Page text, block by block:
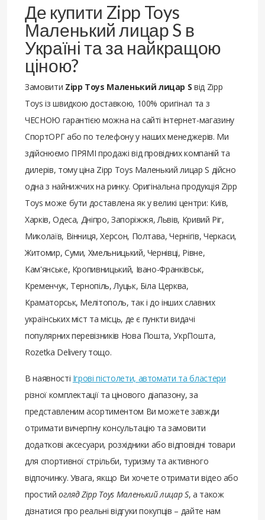
Де купити Zipp Toys
Маленький лицар S в
Україні та за найкращою
ціною?
Замовити Zipp Toys Маленький лицар S від Zipp
Toys із швидкою доставкою, 100% оригінал та з
ЧЕСНОЮ гарантією можна на сайті інтернет-магазину
СпортОРГ або по телефону у наших менеджерів. Ми
здійснюємо ПРЯМІ продажі від провідних компаній та
дилерів, тому ціна Zipp Toys Маленький лицар S дійсно
одна з найнижчих на ринку. Оригінальна продукція Zipp
Toys може бути доставлена ​​як у великі центри: Київ,
Харків, Одеса, Дніпро, Запоріжжя, Львів, Кривий Ріг,
Миколаїв, Вінниця, Херсон, Полтава, Чернігів, Черкаси,
Житомир, Суми, Хмельницький, Чернівці, Рівне,
Кам'янське, Кропивницький, Івано-Франківськ,
Кременчук, Тернопіль, Луцьк, Біла Церква,
Краматорськ, Мелітополь, так і до інших славних
українських міст та місць, де є пункти видачі
популярних перевізників Нова Пошта, УкрПошта,
Rozetka Delivery тощо.
В наявності Ігрові пістолети, автомати та бластери
різної комплектації та цінового діапазону, за
представленим асортиментом Ви можете завжди
отримати вичерпну консультацію та замовити
додаткові аксесуари, розхідники або відповідні товари
для спортивної стрільби, туризму та активного
відпочинку. Увага, якщо Ви хочете отримати відео або
простийогляд Zipp Toys Маленький лицар S, а також
дізнатися про реальні відгуки покупців – дайте нам